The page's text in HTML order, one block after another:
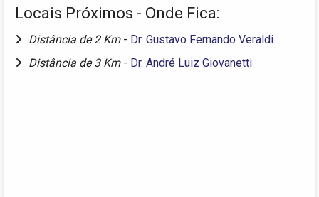
Locais Próximos - Onde Fica:
Distância de 2 Km - Dr. Gustavo Fernando Veraldi
Distância de 3 Km - Dr. André Luiz Giovanetti